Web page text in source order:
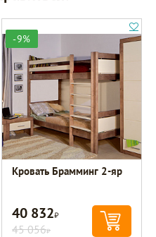
-9%
Кровать Брамминг 2-яр
40 832Р
45 056Р